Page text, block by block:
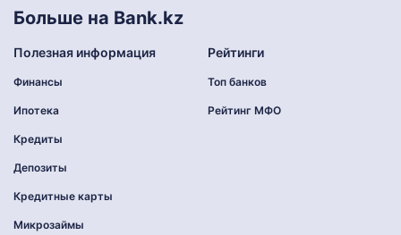
Больше на Bank.kz
Полезная информация
Финансы
Ипотека
Кредиты
Депозиты
Кредитные карты
Микрозаймы
Рейтинги
Топ банков
Рейтинг МФО